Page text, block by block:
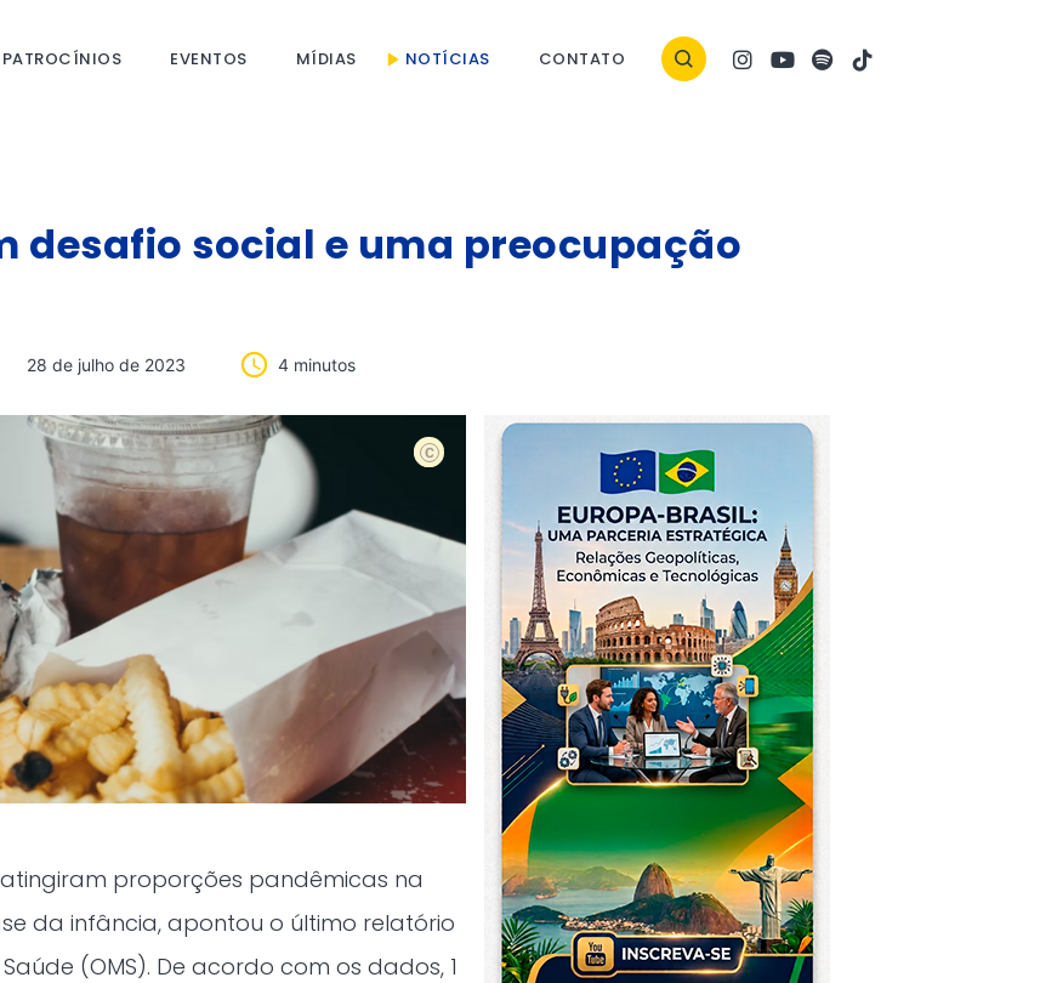
PATROCÍNIOS EVENTOS MÍDIAS NOTÍCIAS CONTATO
desafio social e uma preocupação
28 de julho de 2023 4 minutos
Christopher Williams/Unsplash
proporções pandêmicas na
da infância, apontou o último relatório
(OMS). De acordo com os dados, 1